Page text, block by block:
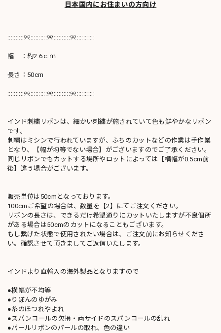
日本国内にお住まいの方向け
::::::::::୨୧::::::::::୨୧::::::::::୨୧:::::::::::
幅 ：約2.6ｃｍ
長さ：50cm
::::::::::୨୧::::::::::୨୧::::::::::୨୧:::::::::::
インド刺繍リボンは、細かい刺繍が施されていて色も鮮やかなリボン
です。
刺繍はミシンで行われていますが、ふちのカットなどの作業は手作業
となり、【幅が均等でない場合】がございますのでご了承ください。
同じリボンでもカットする場所やロットによっては【横幅が0.5cm前
後】違う場合がございます。
販売単位は50cmとなっております。
100cmご希望の場合は、数量を【2】にてご注文ください。
リボンの長さは、できるだけ希望通りにカットいたしますが不良個所
がある場合は50cmのカットになることもございます。
もし繋げた状態で使用されたい場合は、ご注文前にお知らせくださ
い。確認させて頂きましてご返信いたします。
インドより直輸入の海外製品となりますので
●横幅が不均等
●りぼんのゆがみ
●糸のほつれやよれ
●スパンコールの欠損・両サイドのスパンコールの乱れ
●パールリボンのパールの取れ、色の違い